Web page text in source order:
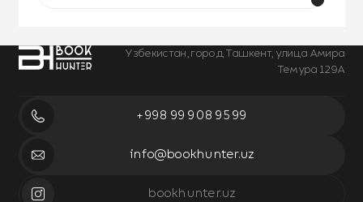
Узбекистан, город Ташкент, улица Амира
Темура 129А
+998 99 908 95 99
info@bookhunter.uz
bookhunter.uz